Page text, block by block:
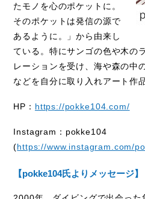
たモノを心のポケットに。
そのポケットは発信の源で
あるように。」から由来し
ている。特にサンゴの色や木の
レーションを受け、海や森の中
などを自分に取り入れアート作
HP： https://pokke104.com/
Instagram： pokke104
(https://www.instagram.com/
【pokke104氏よりメッセージ】